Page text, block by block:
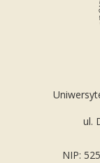
ul.
NIP: